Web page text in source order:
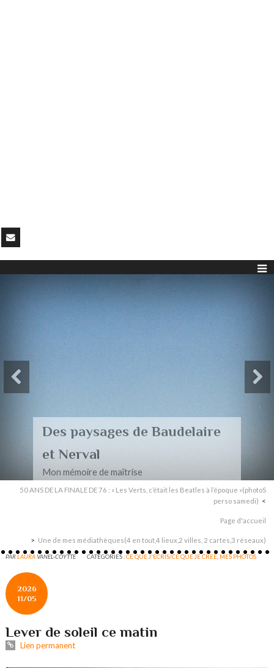
Des paysages de Baudelaire
et Nerval
Mon mémoire de maîtrise
50 ANS DE LA FINALE DE 76 : « Les Verts, c’était les Beatles à l’époque »(photoS
perso samedi)
Page d'accueil
Une de mes médiathèques(4 en tout,4 lieux,2 villes, 2 cartes,3 réseaux)
PARLAURAVANEL-COYTTE CATÉGORIES :CE QUE J'ECRIS/CE QUE JE CREE MES PHOTOS
2026
11/05
Lever de soleil ce matin
Lien permanent